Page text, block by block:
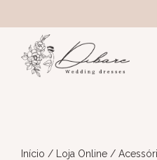
Início / Loja Online /